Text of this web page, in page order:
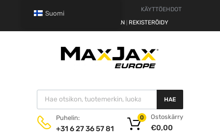
VASTUUVAPAUSLAUSEKE
KÄYTTÖEHDOT
KIRJAUDU SISÄÄN REKISTERÖIDY
HAE
Puhelin:
+31 6 27 36 57 81
Ostoskärry
€0,00
0
Suomi